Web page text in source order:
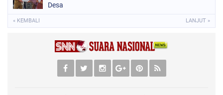
Desa
« KEMBALI LANJUT »